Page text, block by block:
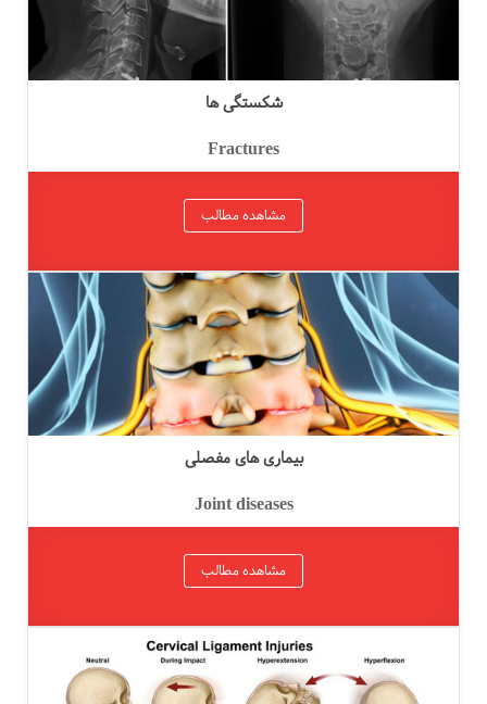
شکستگی ها
Fractures
مشاهده مطالب
بیماری های مفصلی
Joint diseases
مشاهده مطالب